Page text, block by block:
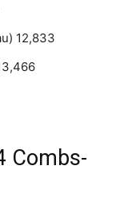
12,833
Combs-